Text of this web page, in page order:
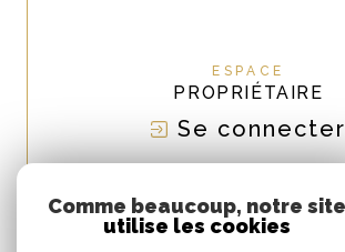
ESPACE
PROPRIÉTAIRE
Se connecter
ADHÉRONS
Comme beaucoup, notre site
utilise les cookies